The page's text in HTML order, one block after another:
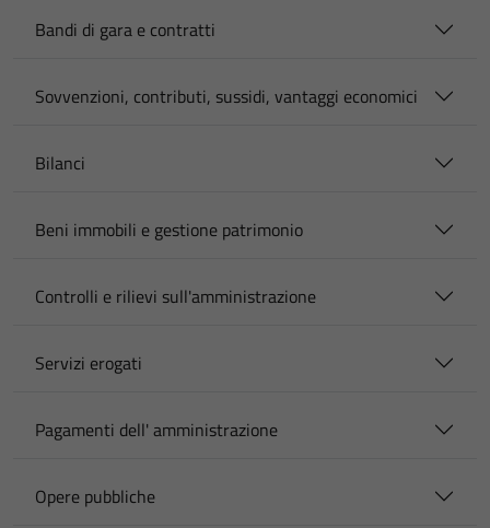
Bandi di gara e contratti
Sovvenzioni, contributi, sussidi, vantaggi economici
Bilanci
Beni immobili e gestione patrimonio
Controlli e rilievi sull'amministrazione
Servizi erogati
Pagamenti dell' amministrazione
Opere pubbliche